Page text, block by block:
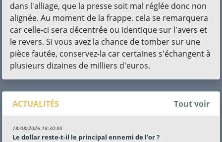
dans l'alliage, que la presse soit mal réglée donc non
alignée. Au moment de la frappe, cela se remarquera
car celle-ci sera décentrée ou identique sur l'avers et
le revers. Si vous avez la chance de tomber sur une
pièce fautée, conservez-la car certaines s'échangent à
plusieurs dizaines de milliers d'euros.
ACTUALITÉS Tout voir
18/08/2026 18:30:00
Le dollar reste-t-il le principal ennemi de l’or ?